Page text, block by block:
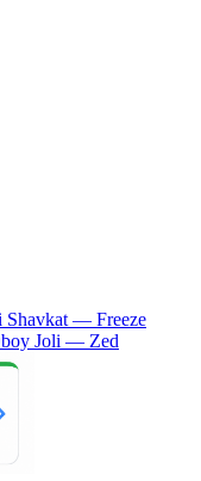
Shavkat — Freeze
Joli — Zed